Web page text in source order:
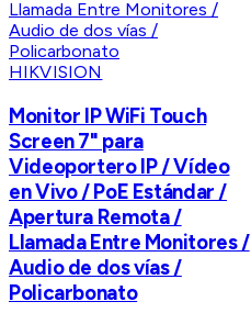
HIKVISION
Monitor IP WiFi Touch
Screen 7" para
Videoportero IP / Vídeo
en Vivo / PoE Estándar /
Apertura Remota /
Llamada Entre Monitores /
Audio de dos vías /
Policarbonato